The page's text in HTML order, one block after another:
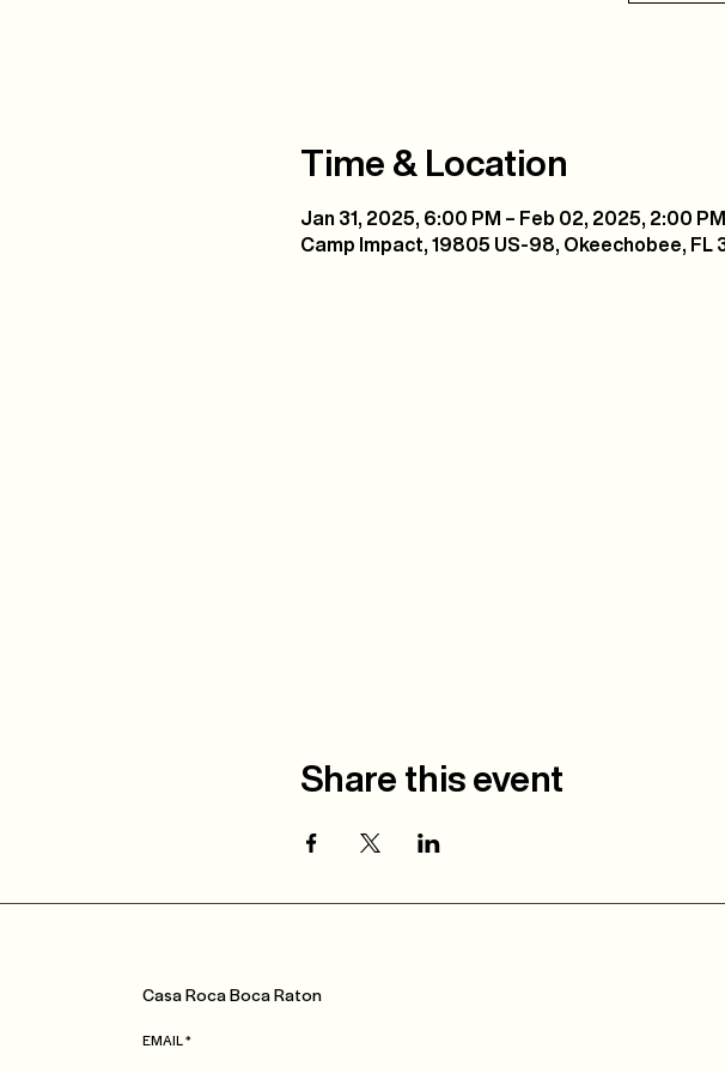
Time & Location
Jan 31, 2025, 6:00 PM – Feb 02, 2025, 2:00 PM
Camp Impact, 19805 US-98, Okeechobee, FL
Share this event
CasaRocaBoca Raton
EMAIL